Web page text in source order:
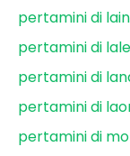
pertamini di
pertamini di
pertamini di
pertamini di
pertamini di